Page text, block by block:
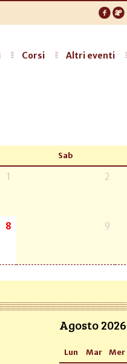
Corsi Altri eventi
Sab
1 2
8 9
Agosto 2026
Lun Mar Mer